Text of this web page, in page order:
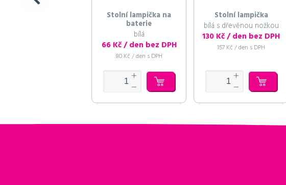
Stolní lampička na
baterie
bílá
66 Kč / den bez DPH
80 Kč / den s DPH
Stolní lampička
bílá s dřevěnou nožkou
130 Kč / den bez DPH
157 Kč / den s DPH